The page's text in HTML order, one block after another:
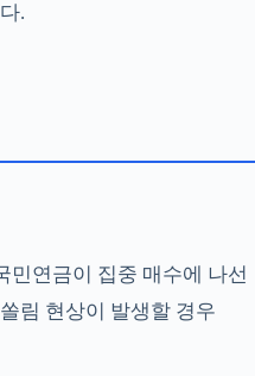
.
민연금이 집중 매수에 나선
림 현상이 발생할 경우